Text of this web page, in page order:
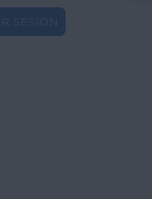
SESIÓN